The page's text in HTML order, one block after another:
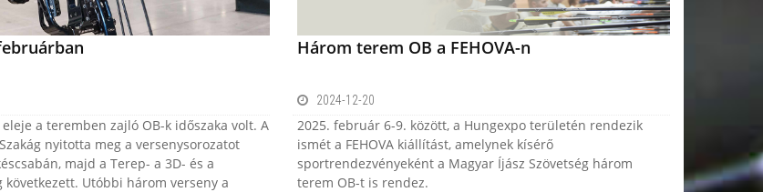
a teremben zajló OB-k időszaka volt. A
nyitotta meg a versenysorozatot
majd a Terep- a 3D- és a
következett. Utóbbi három verseny a
Három terem OB a FEHOVA-n
2024-12-20
2025. február 6-9. között, a Hungexpo területén rendezik
ismét a FEHOVA kiállítást, amelynek kísérő
sportrendezvényeként a Magyar Íjász Szövetség három
terem OB-t is rendez.